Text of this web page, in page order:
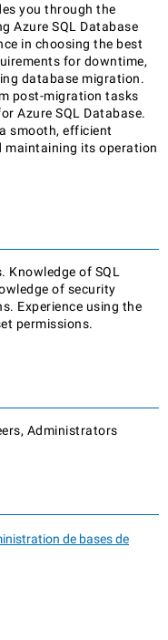
you through the
Azure SQL Database
in choosing the best
for downtime,
database migration.
post-migration tasks
Azure SQL Database.
smooth, efficient
maintaining its operation
Knowledge of SQL
of security
Experience using the
permissions.
Administrators
de bases de